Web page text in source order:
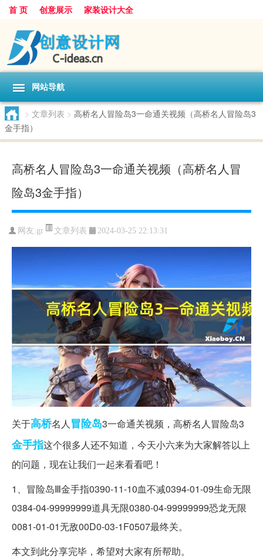
首 页 创意展示 家装设计大全
网站导航
> 文章列表 > 高桥名人冒险岛3一命通关视频（高桥名人冒险岛3
金手指）
高桥名人冒险岛3一命通关视频（高桥名人冒
险岛3金手指）
网友:gr 文章列表 2024-03-25 22:13:31
关于高桥名人冒险岛3一命通关视频，高桥名人冒险岛3
金手指这个很多人还不知道，今天小六来为大家解答以上
的问题，现在让我们一起来看看吧！
1、冒险岛Ⅲ金手指0390-11-10血不减0394-01-09生命无限
0384-04-99999999道具无限0380-04-99999999恐龙无限
0081-01-01无敌00D0-03-1F0507最终关。
本文到此分享完毕，希望对大家有所帮助。